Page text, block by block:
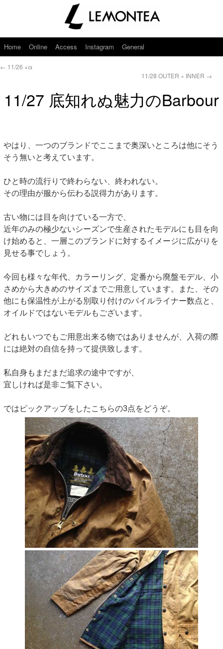
Home Online Access Instagram General
← 11/26 +α
11/28 OUTER × INNER →
11/27 底知れぬ魅力のBarbour
やはり、一つのブランドでここまで奥深いところは他にそう
そう無いと考えています。
ひと時の流行りで終わらない、終われない。
その理由が服から伝わる説得力があります。
古い物には目を向けている一方で、
近年のみの極少ないシーズンで生産されたモデルにも目を向
け始めると、一層このブランドに対するイメージに広がりを
見せる事でしょう。
今回も様々な年代、カラーリング、定番から廃盤モデル、小
さめから大きめのサイズまでご用意しています。また、その
他にも保温性が上がる別取り付けのパイルライナー数点と、
オイルドではないモデルもございます。
どれもいつでもご用意出来る物ではありませんが、入荷の際
には絶対の自信を持って提供致します。
私自身もまだまだ追求の途中ですが、
宜しければ是非ご覧下さい。
ではピックアップをしたこちらの3点をどうぞ。